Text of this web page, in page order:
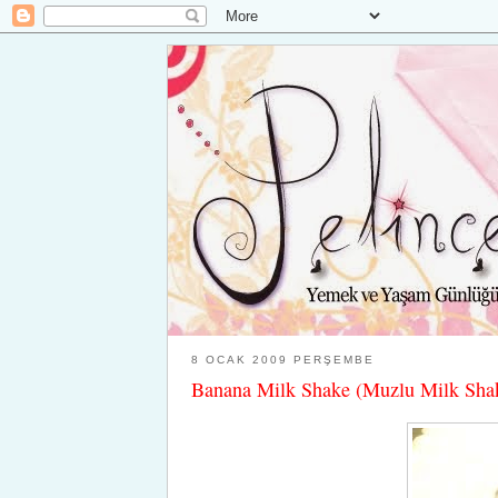
8 OCAK 2009 PERŞEMBE
Banana Milk Shake (Muzlu Milk